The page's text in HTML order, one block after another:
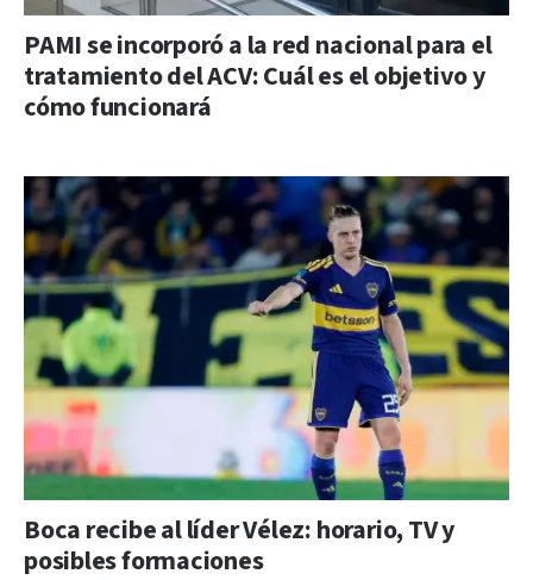
PAMI se incorporó a la red nacional para el
tratamiento del ACV: Cuál es el objetivo y
cómo funcionará
Boca recibe al líder Vélez: horario, TV y
posibles formaciones